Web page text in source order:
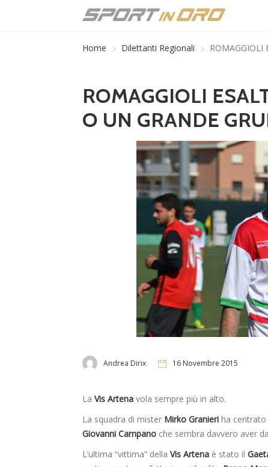
Home Dilettanti Regionali ROMAGGIOLI
ROMAGGIOLI
O UN GRANDE
Andrea Dirix 16 Novembre 2015
La Vis Artena vola sempre più in alto.
La squadra di mister Mirko Granieri ha centrato
Giovanni Campano che sembra davvero aver
L’ultima “vittima” della Vis Artena è stato il